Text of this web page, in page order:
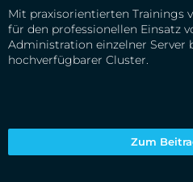
Mit praxisorientierten Trainings
für den professionellen Einsatz
Administration einzelner Server
hochverfügbarer Cluster.
Zum